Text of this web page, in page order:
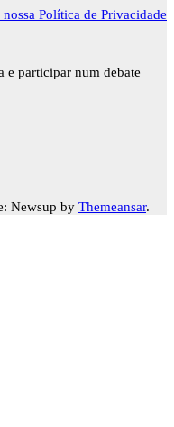
Política de Privacidade
e participar num debate
Newsup by Themeansar.